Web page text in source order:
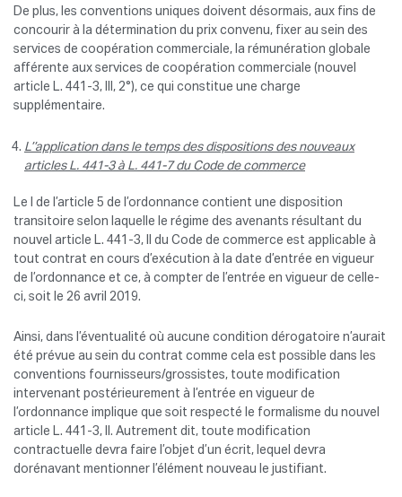
De plus, les conventions uniques doivent désormais, aux fins de
concourir à la détermination du prix convenu, fixer au sein des
services de coopération commerciale, la rémunération globale
afférente aux services de coopération commerciale (nouvel
article L. 441-3, III, 2°), ce qui constitue une charge
supplémentaire.
L’’application dans le temps des dispositions des nouveaux
articles L. 441-3 à L. 441-7 du Code de commerce
Le I de l’article 5 de l’ordonnance contient une disposition
transitoire selon laquelle le régime des avenants résultant du
nouvel article L. 441-3, II du Code de commerce est applicable à
tout contrat en cours d’exécution à la date d’entrée en vigueur
de l’ordonnance et ce, à compter de l’entrée en vigueur de celle-
ci, soit le 26 avril 2019.
Ainsi, dans l’éventualité où aucune condition dérogatoire n’aurait
été prévue au sein du contrat comme cela est possible dans les
conventions fournisseurs/grossistes, toute modification
intervenant postérieurement à l’entrée en vigueur de
l’ordonnance implique que soit respecté le formalisme du nouvel
article L. 441-3, II. Autrement dit, toute modification
contractuelle devra faire l’objet d’un écrit, lequel devra
dorénavant mentionner l’élément nouveau le justifiant.